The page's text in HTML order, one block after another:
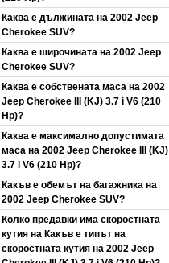
Каква е дължината на 2002 Jeep
Cherokee SUV?
Каква е широчината на 2002 Jeep
Cherokee SUV?
Каква е собствената маса на 2002
Jeep Cherokee III (KJ) 3.7 i V6 (210
Hp)?
Каква е максимално допустимата
маса на 2002 Jeep Cherokee III (KJ)
3.7 i V6 (210 Hp)?
Какъв е обемът на багажника на
2002 Jeep Cherokee SUV?
Колко предавки има скоростната
кутия на Какъв е типът на
скоростната кутия на 2002 Jeep